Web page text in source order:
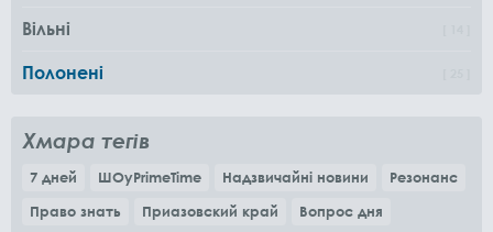
Вільні
Полонені
Хмара тегів
7 дней ШОуPrimeTime Надзвичайні новини
Резонанс
Право знать
Приазовский край
Вопрос дня